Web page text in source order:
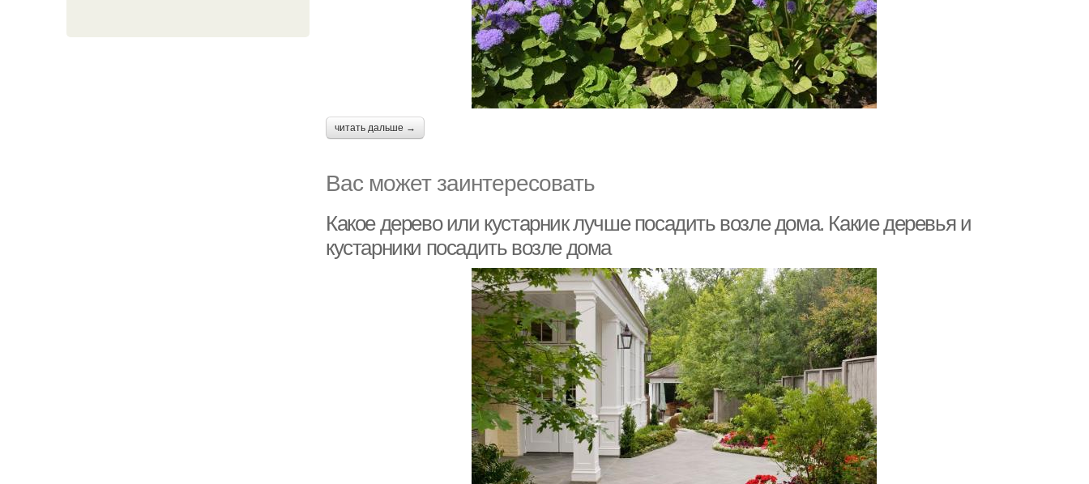
читать дальше →
Вас может заинтересовать
Какое дерево или кустарник лучше посадить возле дома. Какие деревья и
кустарники посадить возле дома